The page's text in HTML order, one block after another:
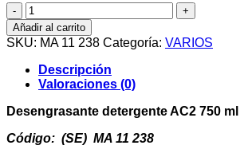
Desengrasante
detergente
AC2
750
ml
cantidad
Añadir al carrito
SKU: MA 11 238 Categoría: VARIOS
Descripción
Valoraciones (0)
Desengrasante detergente AC2 750 ml
Código: (SE) MA 11 238